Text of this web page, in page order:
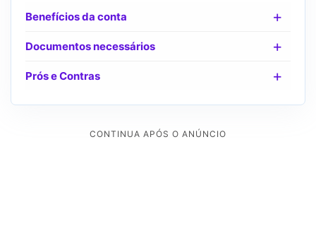
Benefícios da conta
Documentos necessários
Prós e Contras